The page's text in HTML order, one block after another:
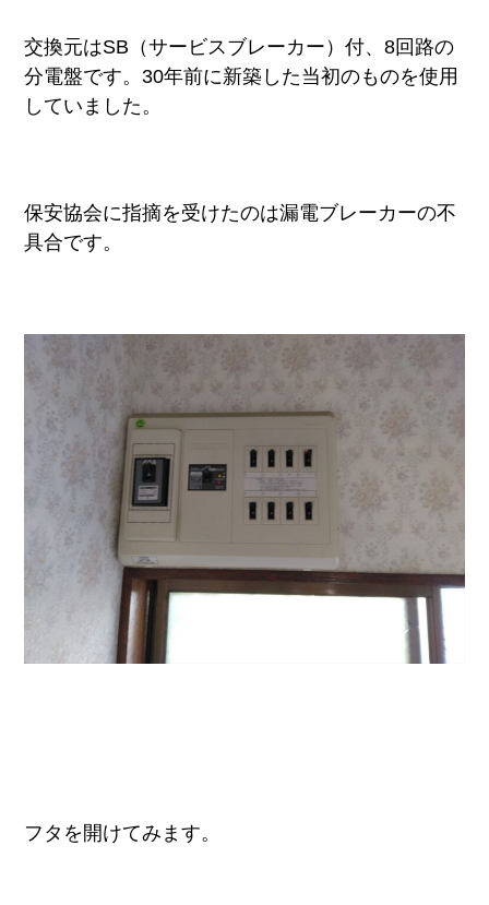
交換元はSB（サービスブレーカー）付、8回路の
分電盤です。30年前に新築した当初のものを使用
していました。
保安協会に指摘を受けたのは漏電ブレーカーの不
具合です。
フタを開けてみます。